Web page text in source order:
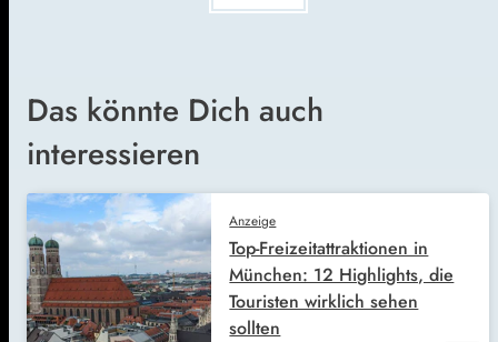
Das könnte Dich auch
interessieren
Anzeige
Top-Freizeitattraktionen in
München: 12 Highlights, die
Touristen wirklich sehen
sollten